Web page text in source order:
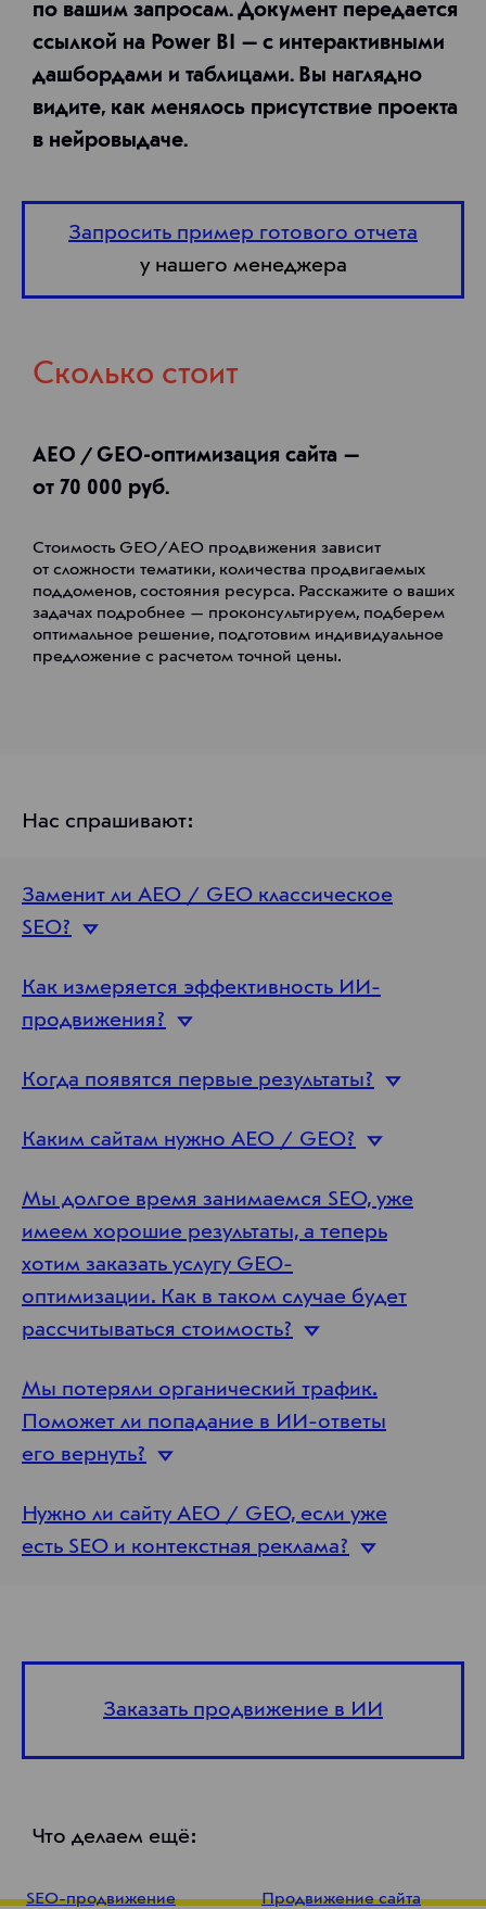
по вашим запросам. Документ передается
ссылкой на Power BI — с интерактивными
дашбордами и таблицами. Вы наглядно
видите, как менялось присутствие проекта
в нейровыдаче.
Запросить пример готового отчета
у нашего менеджера
Сколько стоит
AEO / GEO-оптимизация сайта —
от 70 000 руб.
Стоимость GEO/AEO продвижения зависит
от сложности тематики, количества продвигаемых
поддоменов, состояния ресурса. Расскажите о ваших
задачах подробнее — проконсультируем, подберем
оптимальное решение, подготовим индивидуальное
предложение с расчетом точной цены.
Нас спрашивают:
Заменит ли AEO / GEO классическое
SEO?
Как измеряется эффективность ИИ-
продвижения?
Когда появятся первые результаты?
Каким сайтам нужно AEO / GEO?
Мы долгое время занимаемся SEO, уже
имеем хорошие результаты, а теперь
хотим заказать услугу GEO-
оптимизации. Как в таком случае будет
рассчитываться стоимость?
Мы потеряли органический трафик.
Поможет ли попадание в ИИ-ответы
его вернуть?
Нужно ли сайту AEO / GEO, если уже
есть SEO и контекстная реклама?
Заказать продвижение в ИИ
Что делаем ещё:
SEO-продвижение
Продвижение сайта